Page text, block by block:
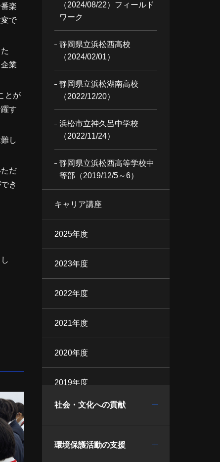
楽
で
業
とが
す
し
だ
き
（2024/08/22）フィールド
ワーク
静岡県立浜松西高校
（2024/02/01）
静岡県立浜松湖南高校
（2022/12/20）
浜松市立神久呂中学校
（2022/11/24）
静岡県立浜松西高等学校中
等部（2019/12/5～6）
キャリア講座
2025年度
2023年度
2022年度
2021年度
2020年度
2019年度
社会・文化への貢献
環境保護活動の支援